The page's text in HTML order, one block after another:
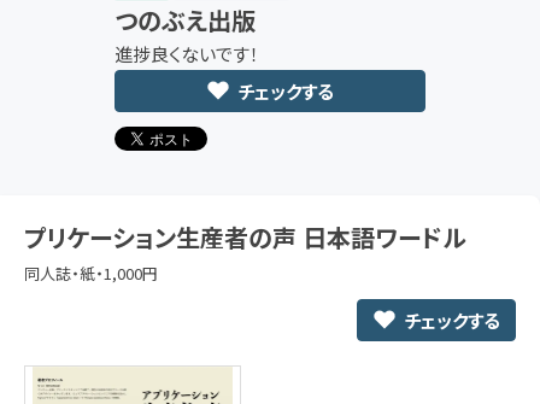
つのぶえ出版
進捗良くないです！
チェックする
プリケーション生産者の声 日本語ワードル
同人誌・紙・1,000円
チェックする